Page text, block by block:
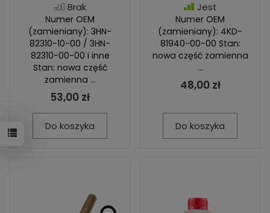
Brak
Numer OEM
(zamieniany): 3HN-
82310-10-00 / 3HN-
82310-00-00 i inne
Stan: nowa część
zamienna ...
53,00 zł
Do koszyka
Jest
Numer OEM
(zamieniany): 4KD-
81940-00-00 Stan:
nowa część zamienna
...
48,00 zł
Do koszyka